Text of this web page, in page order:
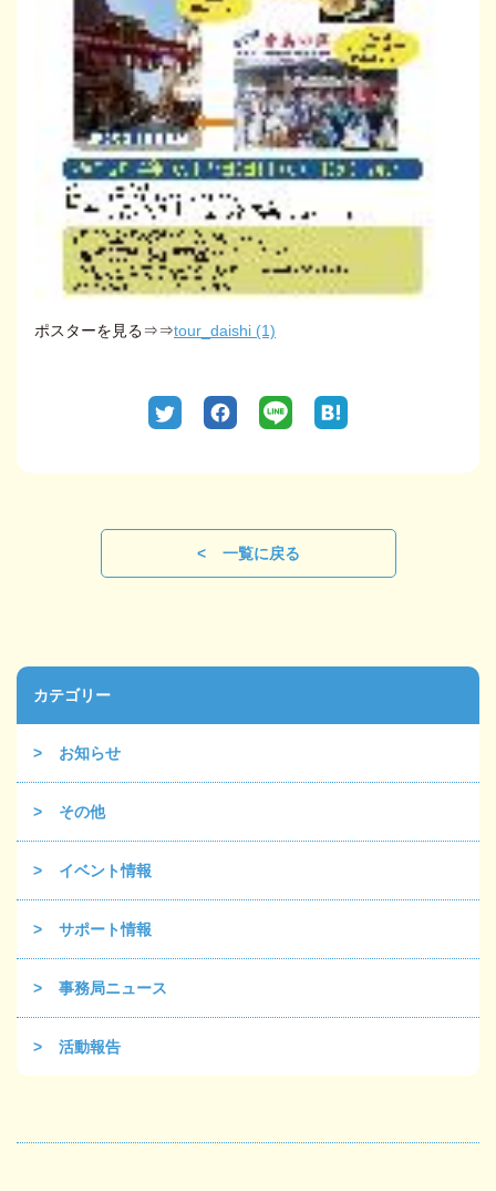
ポスターを見る⇒⇒tour_daishi (1)
一覧に戻る
カテゴリー
お知らせ
その他
イベント情報
サポート情報
事務局ニュース
活動報告